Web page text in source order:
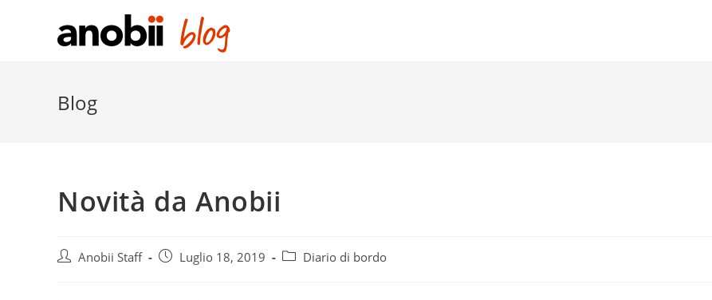
Blog
Novità da Anobii
PostAnobii Staff
Post Luglio 18, 2019
Post Diario di bordo